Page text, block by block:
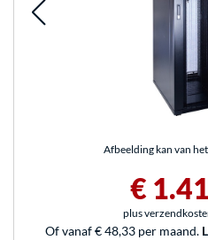
Afbeelding kan van
€
plus
Of vanaf € 48,33 per maand.